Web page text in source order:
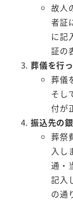
故人
者証
に記
証の
葬儀を行
葬儀
そし
付が
振込先の
葬祭
入し
通・
記入
の通